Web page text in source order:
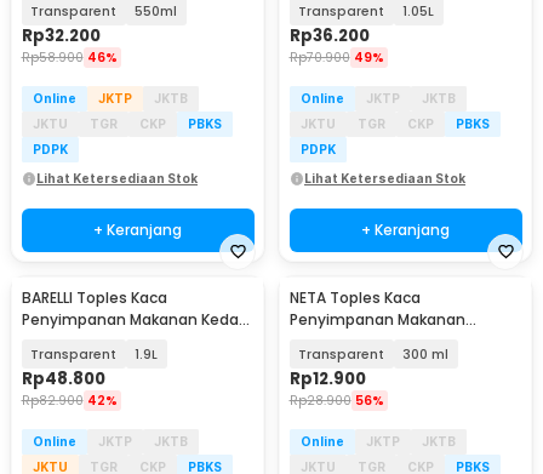
BR100
Transparent 550ml
Rp32.200
Rp58.900 46%
Online JKTP
JKTB
JKTU
TGR CKP
PBKS
PDPK
Lihat Ketersediaan Stok
+ Keranjang
BR100
Transparent 1.05L
Rp36.200
Rp70.900 49%
Online JKTP
JKTB
JKTU
TGR CKP
PBKS
PDPK
Lihat Ketersediaan Stok
+ Keranjang
BARELLI Toples Kaca
Penyimpanan Makanan Kedap
BR100
Transparent 1.9L
Rp48.800
Rp82.900 42%
Online JKTP
JKTB
JKTU
TGR CKP
PBKS
NETA Toples Kaca
Penyimpanan Makanan
Lid - INU55
Transparent 300 ml
Rp12.900
Rp28.900 56%
Online JKTP
JKTB
JKTU
TGR CKP
PBKS